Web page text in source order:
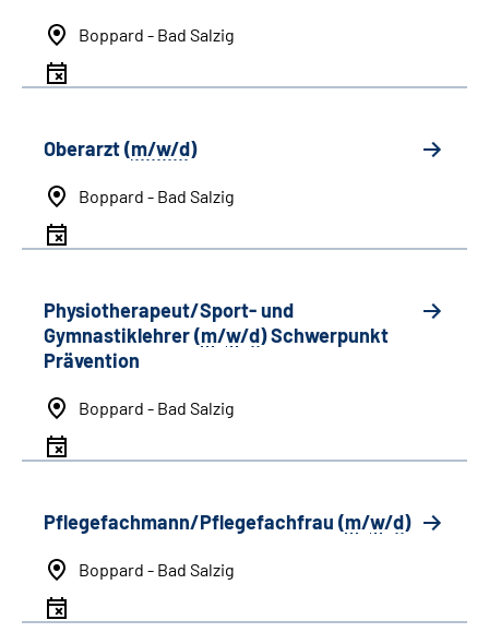
Boppard - Bad Salzig
Oberarzt (m/w/d)
Boppard - Bad Salzig
Physiotherapeut/Sport- und
Gymnastiklehrer (m/w/d) Schwerpunkt
Prävention
Boppard - Bad Salzig
Pflegefachmann/Pflegefachfrau (m/w/d)
Boppard - Bad Salzig